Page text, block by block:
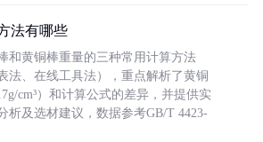
法有哪些
和黄铜棒重量的三种常用计算方法
法、在线工具法），重点解析了黄铜
cm³）和计算公式的差异，并提供实
析及选材建议，数据参考GB/T 4423-